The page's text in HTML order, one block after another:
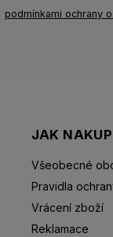
JAK
Všeobecné
Pravidla
Vrácení zboží
Reklamace
podmínkami ochrany